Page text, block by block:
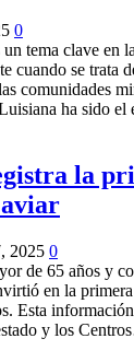
0
tema clave en
cuando se trata
comunidades
ha sido
la
2025 0
de 65 años y
en la
Esta
y los